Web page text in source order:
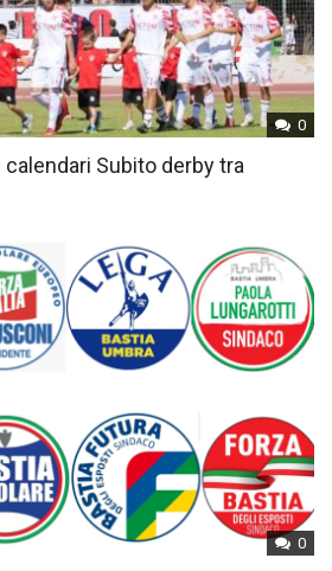
0
Subito derby tra
0